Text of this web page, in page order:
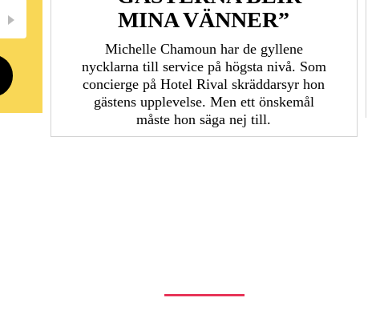
MINA VÄNNER”
Michelle Chamoun har de gyllene
nycklarna till service på högsta nivå. Som
concierge på Hotel Rival skräddarsyr hon
gästens upp­levelse. Men ett önskemål
måste hon säga nej till.